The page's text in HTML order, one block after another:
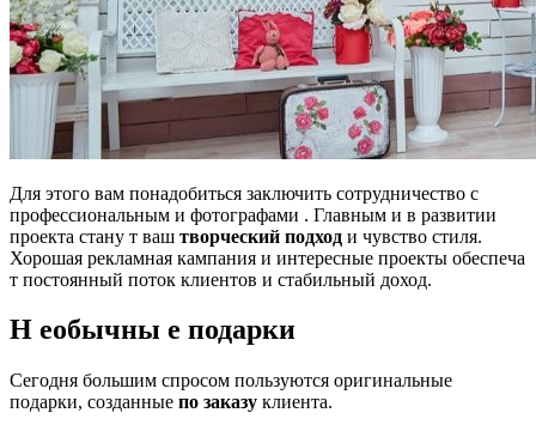
Для этого вам понадобиться заключить сотрудничество с
профессиональным и фотографами . Главным и в развитии
проекта стану т ваш творческий подход и чувство стиля.
Хорошая рекламная кампания и интересные проекты обеспеча
т постоянный поток клиентов и стабильный доход.
Н еобычны е подарки
Сегодня большим спросом пользуются оригинальные
подарки, созданные по заказу клиента.